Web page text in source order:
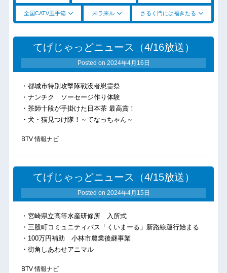
全国CATV玉手箱 未ラ来ル さるく門には福きたる
てげじゃっどニュース（4/16放送）
Posted on 2024年4月16日
・都城市特別攻撃隊戦没者慰霊祭
・ナンチク ソーセージ作り体験
・茶師十段が手掛けた日本茶 最高賞！
・犬・猫見つけ隊！～てなっちゃん～
BTV 情報ナビ
てげじゃっどニュース（4/15放送）
Posted on 2024年4月15日
・宮崎県立高等水産研修所 入所式
・三股町コミュニティバス「くいまーる」新路線運行始まる
・100万円補助 小林市農業後継事業
・街角しあわせアニマル
BTV 情報ナビ